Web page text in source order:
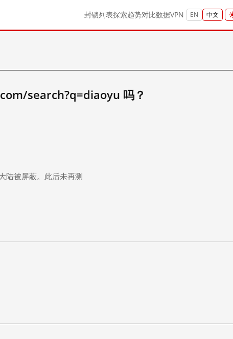
封锁列表探索趋势对比数据VPN EN 中文
search?q=diaoyu 吗？
陆被屏蔽。此后未再测